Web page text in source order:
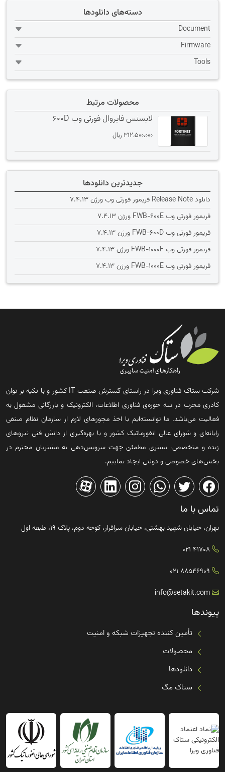
دسته‌های دانلودها
Document
Firmware
Tools
محصولات مرتبط
لایسنس فایروال فورتی وب 600D
312،500،000 ﷼
جدیدترین دانلودها
دانلود Release Note فریمور فورتی وب ورژن 7.4.13
فریمور فورتی وب FWB-600E ورژن 7.4.13
فریمور فورتی وب FWB-600D ورژن 7.4.13
فریمور فورتی وب FWB-1000F ورژن 7.4.13
فریمور فورتی وب FWB-1000E ورژن 7.4.13
شرکت ستاک فناوری ویرا در راستای گسترش صنعت IT کشور و با تکیه بر توان
کادری مجرب در سه حوزه‌ی فناوری اطلاعات، الکترونیک و بازرگانی مشغول به
فعالیت می‌باشد. ما توانسته‌ایم با اخذ مجوزهای لازم از سازمان نظام صنفی
رایانه‌ای و شورای عالی انفورماتیک کشور و با بهره‌گیری از دانش فنی نیروهای
زبده و متخصص، بستری مطمئن جهت سرویس‌دهی به مشتریان محترم در
بخش‌های خصوصی و دولتی ایجاد نماییم.
تماس با ما
تهران، خیابان شهید بهشتی، خیابان سرافراز، کوچه دوم، پلاک ۱۹، طبقه اول
41708 021
88546909 021
info@setakit.com
پیوندها
تأمین کننده تجهیزات شبکه و امنیت
محصولات
دانلودها
ستاک مگ